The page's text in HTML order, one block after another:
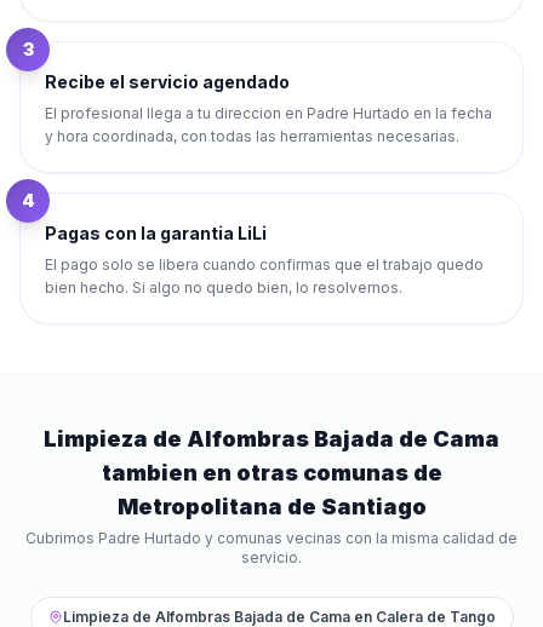
3
Recibe el servicio agendado
El profesional llega a tu direccion en Padre Hurtado en la fecha
y hora coordinada, con todas las herramientas necesarias.
4
Pagas con la garantia LiLi
El pago solo se libera cuando confirmas que el trabajo quedo
bien hecho. Si algo no quedo bien, lo resolvemos.
Limpieza de Alfombras Bajada de Cama
tambien en otras comunas de
Metropolitana de Santiago
Cubrimos Padre Hurtado y comunas vecinas con la misma calidad de
servicio.
Limpieza de Alfombras Bajada de Camaen Calera de Tango